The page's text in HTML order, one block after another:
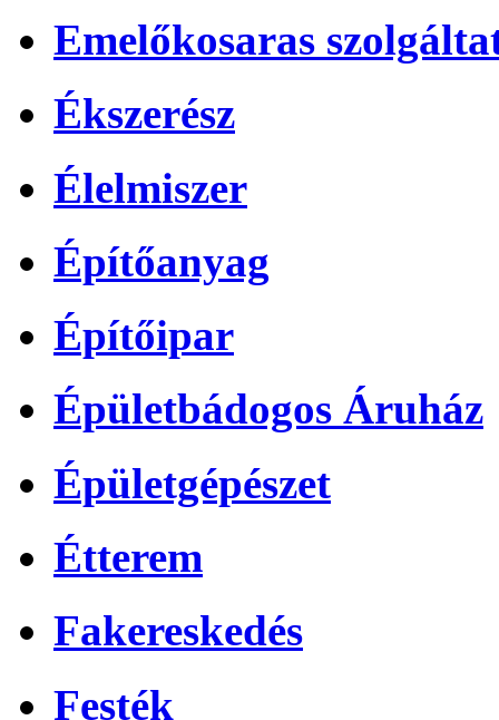
Emelőkosaras
Ékszerész
Élelmiszer
Építőanyag
Építőipar
Épületbádogos Áruház
Épületgépészet
Étterem
Fakereskedés
Festék